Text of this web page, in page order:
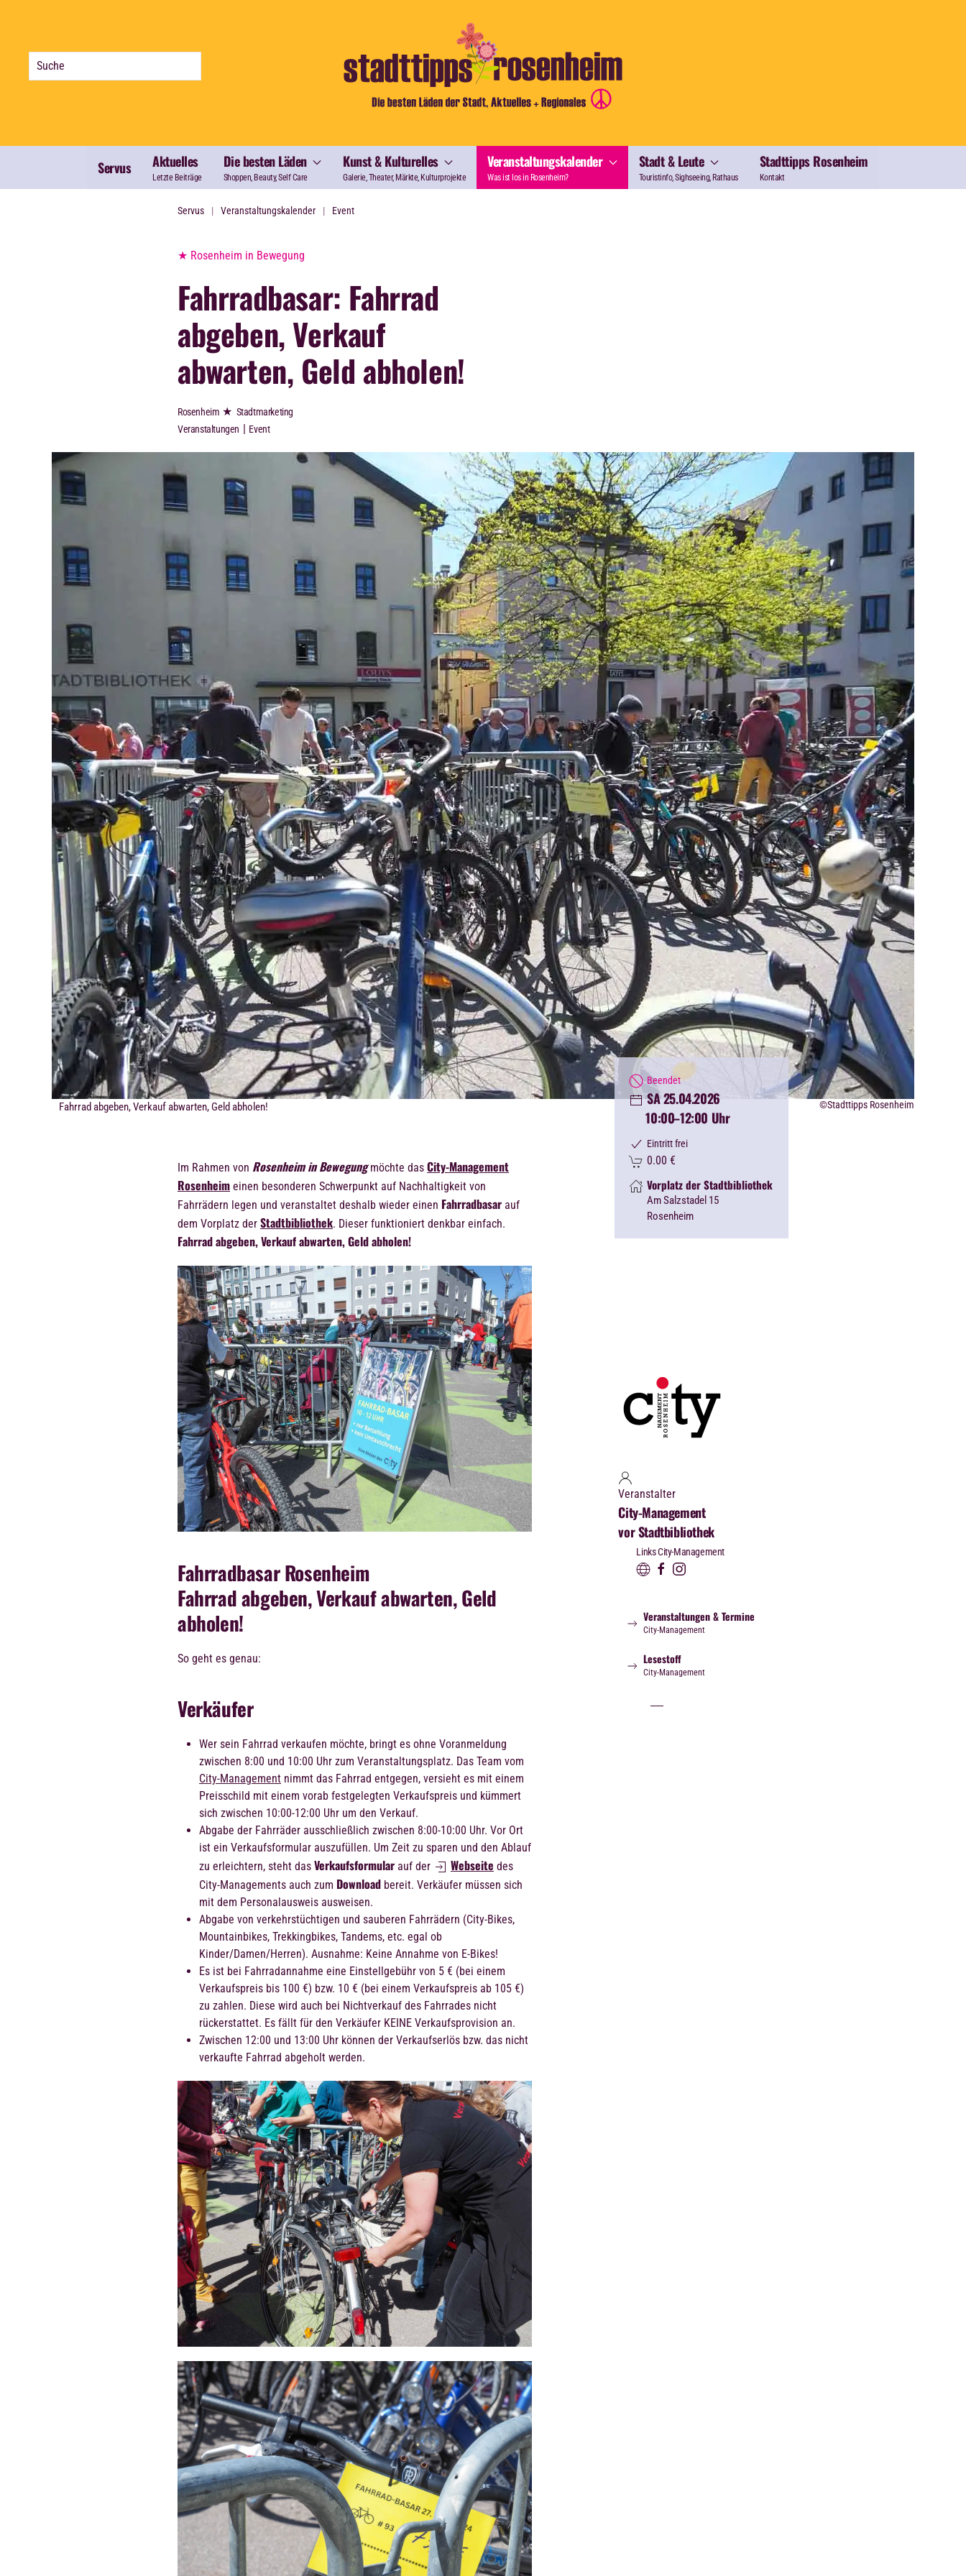
Servus Aktuelles
Letzte Beiträge
Die besten Läden
Shoppen, Beauty, Self Care
Kunst & Kulturelles
Galerie, Theater, Märkte, Kulturprojekte
Veranstaltungskalender
Was ist los in Rosenheim?
Stadt & Leute
Touristinfo, Sighseeing, Rathaus
Stadttipps Rosenheim
Kontakt
Servus Veranstaltungskalender Event
★ Rosenheim in Bewegung
Fahrradbasar: Fahrrad
abgeben, Verkauf
abwarten, Geld abholen!
Rosenheim ★ Stadtmarketing
Veranstaltungen | Event
Fahrrad abgeben, Verkauf abwarten, Geld abholen! ©Stadttipps Rosenheim
Im Rahmen von Rosenheim in Bewegungmöchte das City-Management
Rosenheim einen besonderen Schwerpunkt auf Nachhaltigkeit von
Fahrrädern legen und veranstaltet deshalb wieder einen Fahrradbasar auf
dem Vorplatz der Stadtbibliothek. Dieser funktioniert denkbar einfach.
Fahrrad abgeben, Verkauf abwarten, Geld abholen!
Fahrradbasar Rosenheim
Fahrrad abgeben, Verkauf abwarten, Geld
abholen!
So geht es genau:
Verkäufer
Wer sein Fahrrad verkaufen möchte, bringt es ohne Voranmeldung
zwischen 8:00 und 10:00 Uhr zum Veranstaltungsplatz. Das Team vom
City-Management nimmt das Fahrrad entgegen, versieht es mit einem
Preisschild mit einem vorab festgelegten Verkaufspreis und kümmert
sich zwischen 10:00-12:00 Uhr um den Verkauf.
Abgabe der Fahrräder ausschließlich zwischen 8:00-10:00 Uhr. Vor Ort
ist ein Verkaufsformular auszufüllen. Um Zeit zu sparen und den Ablauf
zu erleichtern, steht das Verkaufsformular auf der Webseite des
City-Managements auch zum Download bereit. Verkäufer müssen sich
mit dem Personalausweis ausweisen.
Abgabe von verkehrstüchtigen und sauberen Fahrrädern (City-Bikes,
Mountainbikes, Trekkingbikes, Tandems, etc. egal ob
Kinder/Damen/Herren). Ausnahme: Keine Annahme von E-Bikes!
Es ist bei Fahrradannahme eine Einstellgebühr von 5 € (bei einem
Verkaufspreis bis 100 €) bzw. 10 € (bei einem Verkaufspreis ab 105 €)
zu zahlen. Diese wird auch bei Nichtverkauf des Fahrrades nicht
rückerstattet. Es fällt für den Verkäufer KEINE Verkaufsprovision an.
Zwischen 12:00 und 13:00 Uhr können der Verkaufserlös bzw. das nicht
verkaufte Fahrrad abgeholt werden.
Beendet
SA 25.04.2026
10:00–12:00 Uhr
Eintritt frei
0.00 €
Vorplatz der Stadtbibliothek
Am Salzstadel 15
Rosenheim
Veranstalter
City-Management
vor Stadtbibliothek
Links City-Management
Veranstaltungen & Termine
City-Management
Lesestoff
City-Management